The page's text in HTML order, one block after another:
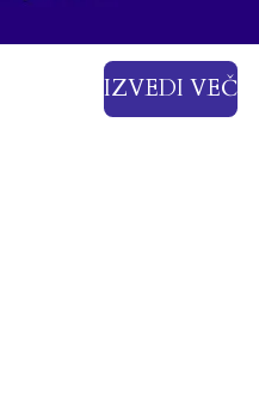
IZVEDI VEČ